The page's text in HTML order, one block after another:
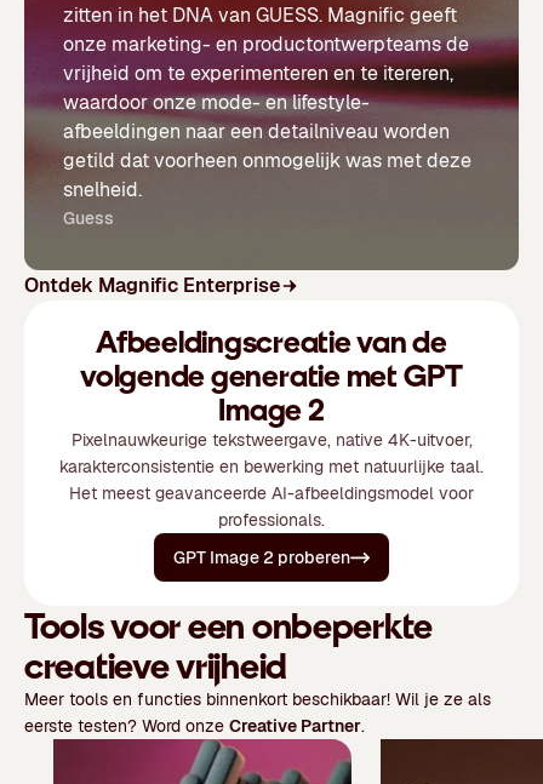
zitten in het DNA van GUESS. Magnific geeft
onze marketing- en productontwerpteams de
vrijheid om te experimenteren en te itereren,
waardoor onze mode- en lifestyle-
afbeeldingen naar een detailniveau worden
getild dat voorheen onmogelijk was met deze
snelheid.
Guess
Ontdek Magnific Enterprise
Afbeeldingscreatie van de
volgende generatie met GPT
Image 2
Pixelnauwkeurige tekstweergave, native 4K-uitvoer,
karakterconsistentie en bewerking met natuurlijke taal.
Het meest geavanceerde AI-afbeeldingsmodel voor
professionals.
GPT Image 2 proberen
Tools voor een onbeperkte
creatieve vrijheid
Meer tools en functies binnenkort beschikbaar! Wil je ze als
eerste testen? Word onze Creative Partner.